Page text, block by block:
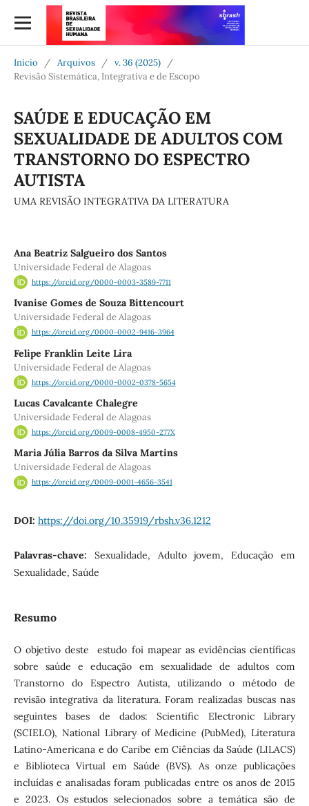
Início / Arquivos / v. 36 (2025)
/
Revisão Sistemática, Integrativa e de Escopo
SAÚDE E EDUCAÇÃO EM
SEXUALIDADE DE ADULTOS COM
TRANSTORNO DO ESPECTRO
AUTISTA
UMA REVISÃO INTEGRATIVA DA LITERATURA
Ana Beatriz Salgueiro dos Santos
Universidade Federal de Alagoas
https://orcid.org/0000-0003-3589-7711
Ivanise Gomes de Souza Bittencourt
Universidade Federal de Alagoas
https://orcid.org/0000-0002-9416-3964
Felipe Franklin Leite Lira
Universidade Federal de Alagoas
https://orcid.org/0000-0002-0378-5654
Lucas Cavalcante Chalegre
Universidade Federal de Alagoas
https://orcid.org/0009-0008-4950-277X
Maria Júlia Barros da Silva Martins
Universidade Federal de Alagoas
https://orcid.org/0009-0001-4656-3541
DOI: https://doi.org/10.35919/rbsh.v36.1212
Palavras-chave: Sexualidade, Adulto jovem, Educação em
Sexualidade, Saúde
Resumo
O objetivo deste estudo foi mapear as evidências científicas
sobre saúde e educação em sexualidade de adultos com
Transtorno do Espectro Autista, utilizando o método de
revisão integrativa da literatura. Foram realizadas buscas nas
seguintes bases de dados: Scientific Electronic Library
(SCIELO), National Library of Medicine (PubMed), Literatura
Latino-Americana e do Caribe em Ciências da Saúde (LILACS)
e Biblioteca Virtual em Saúde (BVS). As onze publicações
incluídas e analisadas foram publicadas entre os anos de 2015
e 2023. Os estudos selecionados sobre a temática são de